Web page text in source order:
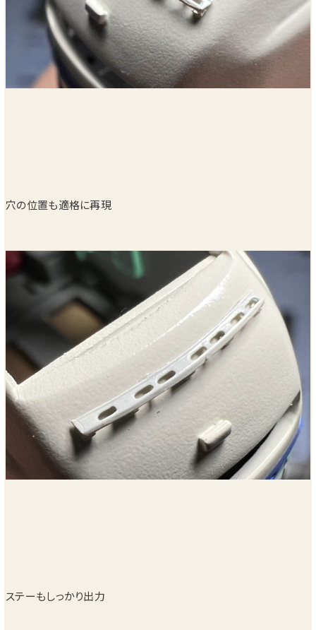
穴の位置も適格に再現
ステーもしっかり出力